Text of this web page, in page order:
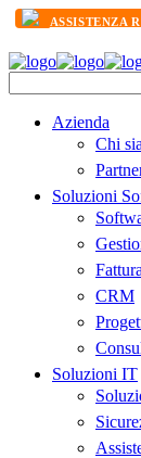
ASSISTENZA
Azienda
Chi
Soluzioni
CRM
Soluzioni IT